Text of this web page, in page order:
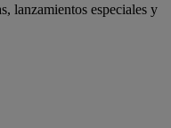
lanzamientos especiales y